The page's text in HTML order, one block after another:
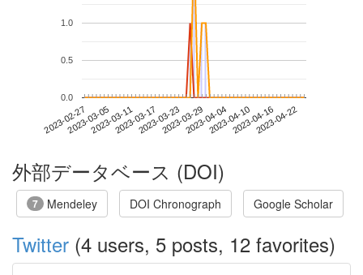
2023-02-272023-03-052023-03-112023-03-172023-03-232023-03-292023-04-042023-04-102023-04-162023-04-22
0.0
0.5
1.0
外部データベース (DOI)
7 Mendeley DOI Chronograph Google Scholar
Twitter (4 users, 5 posts, 12 favorites)